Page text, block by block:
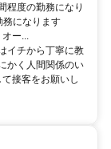
程度の勤務になり
務になります
ー...
イチから丁寧に教
かく人間関係のい
接客をお願いし